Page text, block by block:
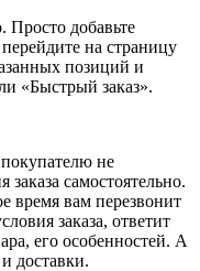
Просто добавьте
на страницу
позиций и
«Быстрый заказ».
не
самостоятельно.
время вам перезвонит
заказа, ответит
его особенностей. А
доставки.